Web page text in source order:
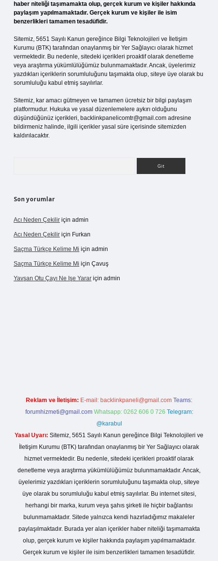
haber niteliği taşımamakta olup, gerçek kurum ve kişiler hakkında
paylaşım yapılmamaktadır. Gerçek kurum ve kişiler ile isim
benzerlikleri tamamen tesadüfidir.
Sitemiz, 5651 Sayılı Kanun gereğince Bilgi Teknolojileri ve İletişim
Kurumu (BTK) tarafından onaylanmış bir Yer Sağlayıcı olarak hizmet
vermektedir. Bu nedenle, sitedeki içerikleri proaktif olarak denetleme
veya araştırma yükümlülüğümüz bulunmamaktadır. Ancak, üyelerimiz
yazdıkları içeriklerin sorumluluğunu taşımakta olup, siteye üye olarak bu
sorumluluğu kabul etmiş sayılırlar.
Sitemiz, kar amacı gütmeyen ve tamamen ücretsiz bir bilgi paylaşım
platformudur. Hukuka ve yasal düzenlemelere aykırı olduğunu
düşündüğünüz içerikleri, backlinkpanelicomtr@gmail.com adresine
bildirmeniz halinde, ilgili içerikler yasal süre içerisinde sitemizden
kaldırılacaktır.
Son yorumlar
Acı Neden Çekilir için admin
Acı Neden Çekilir için Furkan
Saçma Türkçe Kelime Mi için admin
Saçma Türkçe Kelime Mi için Çavuş
Yavşan Otu Çayı Ne Işe Yarar için admin
Reklam ve İletişim: E-mail: backlinkpaneli@gmail.com Teams:
forumhizmeti@gmail.com Whatsapp: 0262 606 0 726 Telegram:
@karabul
Yasal Uyarı: Sitemiz, 5651 Sayılı Kanun gereğince Bilgi Teknolojileri ve
İletişim Kurumu (BTK) tarafından onaylanmış bir Yer Sağlayıcı olarak
hizmet vermektedir. Bu nedenle, sitedeki içerikleri proaktif olarak
denetleme veya araştırma yükümlülüğümüz bulunmamaktadır. Ancak,
üyelerimiz yazdıkları içeriklerin sorumluluğunu taşımakta olup, siteye
üye olarak bu sorumluluğu kabul etmiş sayılırlar. Bu internet sitesi,
herhangi bir marka, kurum veya şahıs şirketi ile hiçbir bağlantısı
bulunmamaktadır. Sitede yalnızca kendi hazırladığımız makaleler
paylaşılmaktadır. Burada yer alan içerikler haber niteliği taşımamakta
olup, gerçek kurum ve kişiler hakkında paylaşım yapılmamaktadır.
Gerçek kurum ve kişiler ile isim benzerlikleri tamamen tesadüfidir.